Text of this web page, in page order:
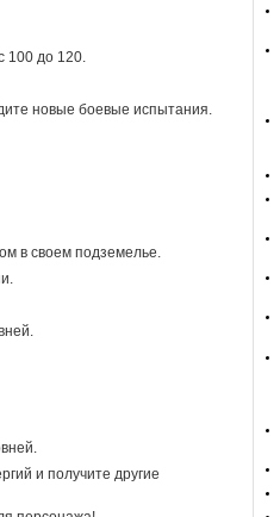
100 до 120.
новые боевые испытания.
в своем подземелье.
и получите другие